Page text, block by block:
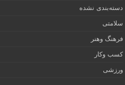
دسته‌بندی نشده
سلامتی
فرهنگ وهنر
کسب وکار
ورزشی